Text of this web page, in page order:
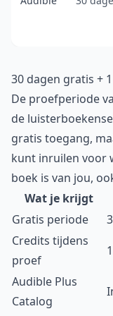
30 dagen gratis +
De proefperiode
de
gratis toegang,
kunt inruilen voor
boek is van jou,
Wat je krijgt
Gratis periode
Credits tijdens
proef
Audible Plus
Catalog